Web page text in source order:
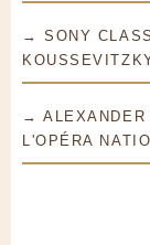
→ SONY
→ ALEXANDER
L'OPÉRA